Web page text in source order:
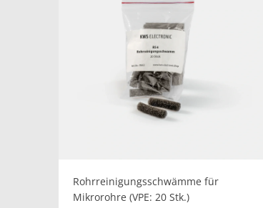
Rohrreinigungsschwämme für
Mikrorohre (VPE: 20 Stk.)